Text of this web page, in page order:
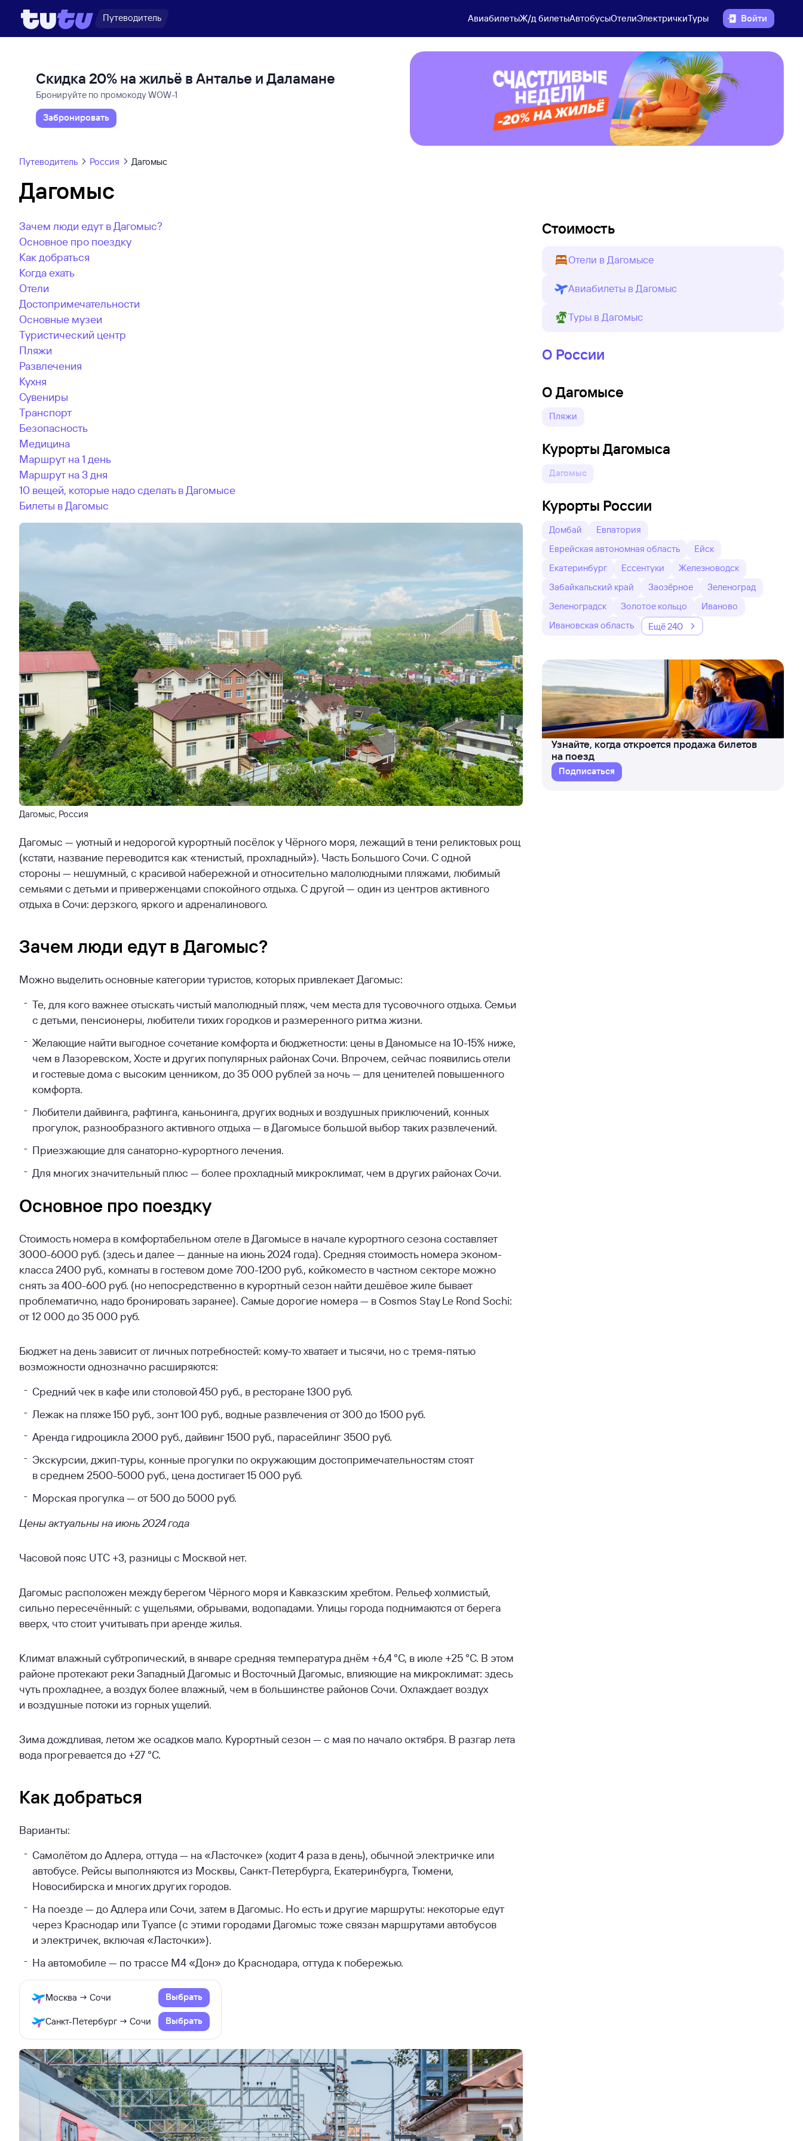
Путеводитель АвиабилетыЖ/д билетыАвтобусыОтелиЭлектричкиТуры Войти
Скидка 20% на жильё в Анталье и Даламане
Бронируйте по промокоду WOW-1
Забронировать
Путеводитель Россия Дагомыс
Дагомыс
Зачем люди едут в Дагомыс?
Основное про поездку
Как добраться
Когда ехать
Отели
Достопримечательности
Основные музеи
Туристический центр
Пляжи
Развлечения
Кухня
Сувениры
Транспорт
Безопасность
Медицина
Маршрут на 1 день
Маршрут на 3 дня
10 вещей, которые надо сделать в Дагомысе
Билеты в Дагомыс
Дагомыс, Россия
Дагомыс — уютный и недорогой курортный посёлок у Чёрного моря, лежащий в тени реликтовых рощ
(кстати, название переводится как «тенистый, прохладный»). Часть Большого Сочи. С одной
стороны — нешумный, с красивой набережной и относительно малолюдными пляжами, любимый
семьями с детьми и приверженцами спокойного отдыха. С другой — один из центров активного
отдыха в Сочи: дерзкого, яркого и адреналинового.
Зачем люди едут в Дагомыс?
Можно выделить основные категории туристов, которых привлекает Дагомыс:
Те, для кого важнее отыскать чистый малолюдный пляж, чем места для тусовочного отдыха. Семьи
с детьми, пенсионеры, любители тихих городков и размеренного ритма жизни.
Желающие найти выгодное сочетание комфорта и бюджетности: цены в Даномысе на 10-15% ниже,
чем в Лазоревском, Хосте и других популярных районах Сочи. Впрочем, сейчас появились отели
и гостевые дома с высоким ценником, до 35 000 рублей за ночь — для ценителей повышенного
комфорта.
Любители дайвинга, рафтинга, каньонинга, других водных и воздушных приключений, конных
прогулок, разнообразного активного отдыха — в Дагомысе большой выбор таких развлечений.
Приезжающие для санаторно-курортного лечения.
Для многих значительный плюс — более прохладный микроклимат, чем в других районах Сочи.
Основное про поездку
Стоимость номера в комфортабельном отеле в Дагомысе в начале курортного сезона составляет
3000-6000 руб. (здесь и далее — данные на июнь 2024 года). Средняя стоимость номера эконом-
класса 2400 руб., комнаты в гостевом доме 700-1200 руб., койкоместо в частном секторе можно
снять за 400-600 руб. (но непосредственно в курортный сезон найти дешёвое жиле бывает
проблематично, надо бронировать заранее). Самые дорогие номера — в Cosmos Stay Le Rond Sochi:
от 12 000 до 35 000 руб.
Бюджет на день зависит от личных потребностей: кому-то хватает и тысячи, но с тремя-пятью
возможности однозначно расширяются:
Средний чек в кафе или столовой 450 руб., в ресторане 1300 руб.
Лежак на пляже 150 руб., зонт 100 руб., водные развлечения от 300 до 1500 руб.
Аренда гидроцикла 2000 руб., дайвинг 1500 руб., парасейлинг 3500 руб.
Экскурсии, джип-туры, конные прогулки по окружающим достопримечательностям стоят
в среднем 2500-5000 руб., цена достигает 15 000 руб.
Морская прогулка — от 500 до 5000 руб.
Цены актуальны на июнь 2024 года
Часовой пояс UTC +3, разницы с Москвой нет.
Дагомыс расположен между берегом Чёрного моря и Кавказским хребтом. Рельеф холмистый,
сильно пересечённый: с ущельями, обрывами, водопадами. Улицы города поднимаются от берега
вверх, что стоит учитывать при аренде жилья.
Климат влажный субтропический, в январе средняя температура днём +6,4 °С, в июле +25 °С. В этом
районе протекают реки Западный Дагомыс и Восточный Дагомыс, влияющие на микроклимат: здесь
чуть прохладнее, а воздух более влажный, чем в большинстве районов Сочи. Охлаждает воздух
и воздушные потоки из горных ущелий.
Зима дождливая, летом же осадков мало. Курортный сезон — с мая по начало октября. В разгар лета
вода прогревается до +27 °C.
Как добраться
Варианты:
Самолётом до Адлера, оттуда — на «Ласточке» (ходит 4 раза в день), обычной электричке или
автобусе. Рейсы выполняются из Москвы, Санкт-Петербурга, Екатеринбурга, Тюмени,
Новосибирска и многих других городов.
На поезде — до Адлера или Сочи, затем в Дагомыс. Но есть и другие маршруты: некоторые едут
через Краснодар или Туапсе (с этими городами Дагомыс тоже связан маршрутами автобусов
и электричек, включая «Ласточки»).
На автомобиле — по трассе М4 «Дон» до Краснодара, оттуда к побережью.
Москва → Сочи Выбрать
Санкт-Петербург → Сочи Выбрать
Стоимость
Отели в Дагомысе
Авиабилеты в Дагомыс
Туры в Дагомыс
О России
О Дагомысе
Пляжи
Курорты Дагомыса
Дагомыс
Курорты России
Домбай
Евпатория
Еврейская автономная область
Ейск
Екатеринбург
Ессентуки
Железноводск
Забайкальский край
Заозёрное
Зеленоград
Зеленоградск
Золотое кольцо
Иваново
Ивановская область
Ещё 240
Узнайте, когда откроется продажа билетов
на поезд
Подписаться